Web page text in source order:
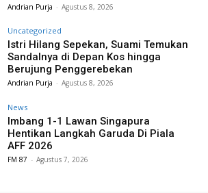
Andrian Purja - Agustus 8, 2026
Uncategorized
Istri Hilang Sepekan, Suami Temukan
Sandalnya di Depan Kos hingga
Berujung Penggerebekan
Andrian Purja - Agustus 8, 2026
News
Imbang 1-1 Lawan Singapura
Hentikan Langkah Garuda Di Piala
AFF 2026
FM 87 - Agustus 7, 2026